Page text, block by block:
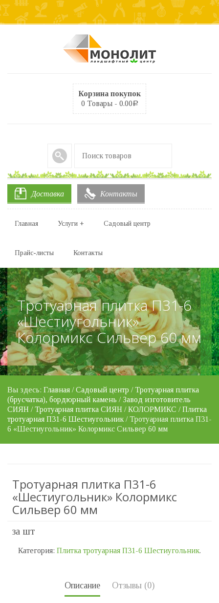
Корзина покупок
0 Товары - 0.00Р
Доставка Контакты
Главная Услуги + Садовый центр
Прайс-листы Контакты
Тротуарная плитка П31-6
«Шестиугольник»
Колормикс Сильвер 60 мм
Вы здесь: Главная /Садовый центр /Тротуарная плитка
(брусчатка), бордюрный камень / Завод изготовитель
СИЯН /Тротуарная плитка СИЯН /КОЛОРМИКС /Плитка
тротуарная П31-6 Шестиугольник / Тротуарная плитка П31-
6 «Шестиугольник» Колормикс Сильвер 60 мм
Тротуарная плитка П31-6
«Шестиугольник» Колормикс
Сильвер 60 мм
за шт
Категория: Плитка тротуарная П31-6 Шестиугольник.
Описание Отзывы (0)